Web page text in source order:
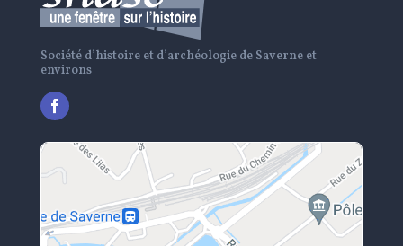
Société d’histoire et d’archéologie de Saverne et
environs